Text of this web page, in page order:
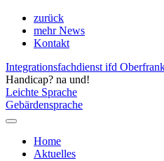
zurück
mehr News
Kontakt
Integrationsfachdienst ifd
Handicap? na und!
Leichte Sprache
Gebärdensprache
Home
Aktuelles